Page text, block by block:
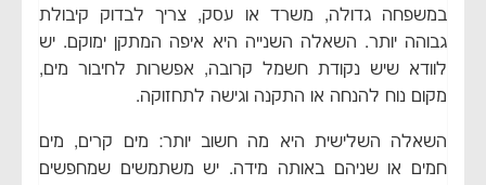
במשפחה גדולה, משרד או עסק, צריך לבדוק קיבולת
גבוהה יותר. השאלה השנייה היא איפה המתקן ימוקם. יש
לוודא שיש נקודת חשמל קרובה, אפשרות לחיבור מים,
מקום נוח להנחה או התקנה וגישה לתחזוקה.
השאלה השלישית היא מה חשוב יותר: מים קרים, מים
חמים או שניהם באותה מידה. יש משתמשים שמחפשים